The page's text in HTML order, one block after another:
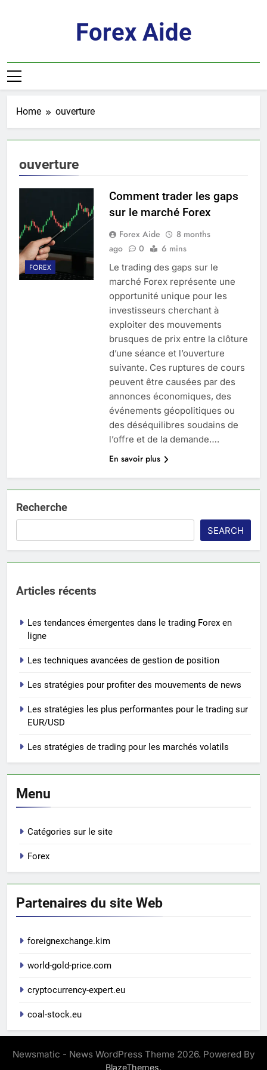
Forex Aide
Home ouverture
ouverture
FOREX
Comment trader les gaps
sur le marché Forex
Forex Aide
8 months
ago
0 6 mins
Le trading des gaps sur le
marché Forex représente une
opportunité unique pour les
investisseurs cherchant à
exploiter des mouvements
brusques de prix entre la clôture
d’une séance et l’ouverture
suivante. Ces ruptures de cours
peuvent être causées par des
annonces économiques, des
événements géopolitiques ou
des déséquilibres soudains de
l’offre et de la demande….
En savoir plus
Recherche
SEARCH
Articles récents
Les tendances émergentes dans le trading Forex en
ligne
Les techniques avancées de gestion de position
Les stratégies pour profiter des mouvements de news
Les stratégies les plus performantes pour le trading sur
EUR/USD
Les stratégies de trading pour les marchés volatils
Menu
Catégories sur le site
Forex
Partenaires du site Web
foreignexchange.kim
world-gold-price.com
cryptocurrency-expert.eu
coal-stock.eu
Newsmatic - News WordPress Theme 2026. Powered By
BlazeThemes.